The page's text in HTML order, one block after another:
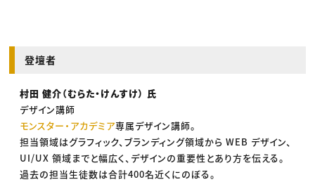
登壇者
村田 健介（むらた・けんすけ） 氏
デザイン講師
モンスター・アカデミア専属デザイン講師。
担当領域はグラフィック、ブランディング領域から WEB デザイン、
UI/UX 領域までと幅広く、デザインの重要性とあり方を伝える。
過去の担当生徒数は合計400名近くにのぼる。